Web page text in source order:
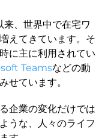
、世界中で在宅ワ
えてきています。そ
に主に利用されてい
Teamsなどの動
せています。
企業の変化だけでは
うな、人々のライフ